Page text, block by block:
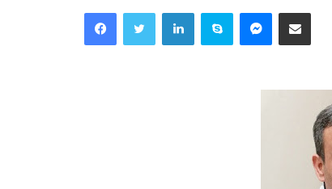
e-
FacebookTwitter LinkedinSkype Messenger
Compartilhar via e-mail